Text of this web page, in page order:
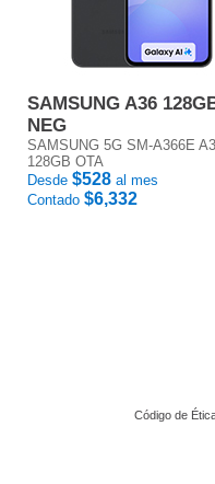
SAMSUNG A36
NEG
SAMSUNG 5G SM-A366E
128GB OTA
Desde $528 al mes
Contado $6,332
Código de